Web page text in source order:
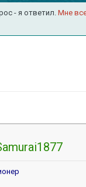
- я ответил. Мне